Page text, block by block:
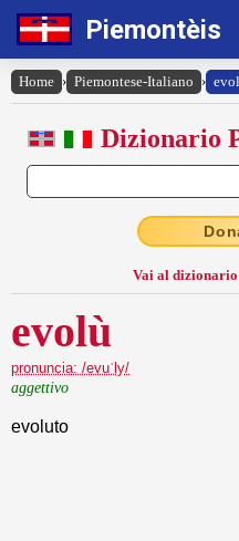
Piemontèis
Home › Piemontese-Italiano ›
Dizionario
Vai al
evolù
pronuncia: /evuˈly/
aggettivo
evoluto